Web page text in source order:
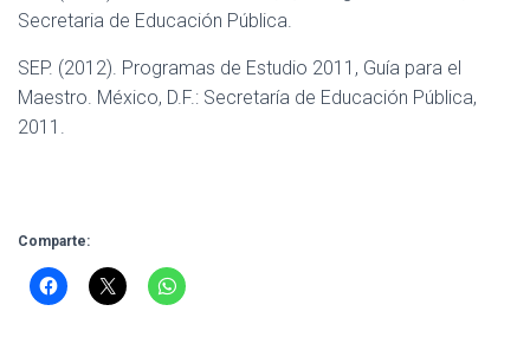
Secretaria de Educación Pública.
SEP. (2012). Programas de Estudio 2011, Guía para el
Maestro. México, D.F.: Secretaría de Educación Pública,
2011.
Comparte: